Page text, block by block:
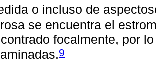
o incluso de
se encuentra el
focalmente, por
9